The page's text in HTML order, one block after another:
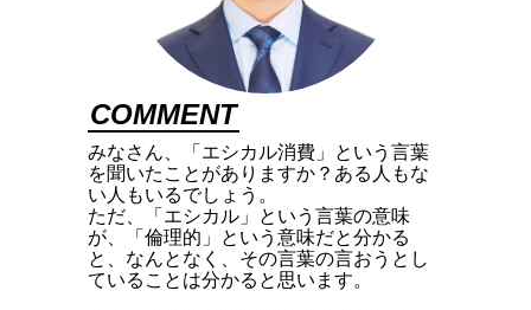
COMMENT
みなさん、「エシカル消費」という言葉
を聞いたことがありますか？ある人もな
い人もいるでしょう。
ただ、「エシカル」という言葉の意味
が、「倫理的」という意味だと分かる
と、なんとなく、その言葉の言おうとし
ていることは分かると思います。